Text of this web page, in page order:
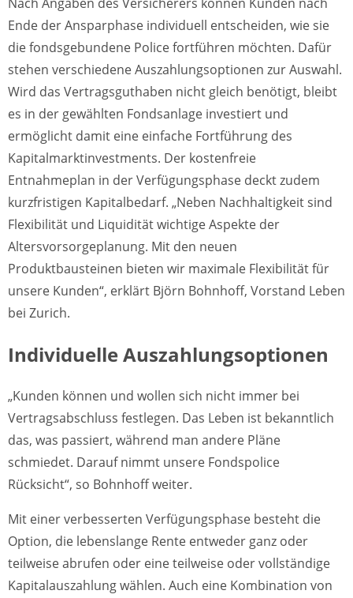
Ende der Ansparphase individuell entscheiden, wie sie
die fondsgebundene Police fortführen möchten. Dafür
stehen verschiedene Auszahlungsoptionen zur Auswahl.
Wird das Vertragsguthaben nicht gleich benötigt, bleibt
es in der gewählten Fondsanlage investiert und
ermöglicht damit eine einfache Fortführung des
Kapitalmarktinvestments. Der kostenfreie
Entnahmeplan in der Verfügungsphase deckt zudem
kurzfristigen Kapitalbedarf. „Neben Nachhaltigkeit sind
Flexibilität und Liquidität wichtige Aspekte der
Altersvorsorgeplanung. Mit den neuen
Produktbausteinen bieten wir maximale Flexibilität für
unsere Kunden“, erklärt Björn Bohnhoff, Vorstand Leben
bei Zurich.
Individuelle Auszahlungsoptionen
„Kunden können und wollen sich nicht immer bei
Vertragsabschluss festlegen. Das Leben ist bekanntlich
das, was passiert, während man andere Pläne
schmiedet. Darauf nimmt unsere Fondspolice
Rücksicht“, so Bohnhoff weiter.
Mit einer verbesserten Verfügungsphase besteht die
Option, die lebenslange Rente entweder ganz oder
teilweise abrufen oder eine teilweise oder vollständige
Kapitalauszahlung wählen. Auch eine Kombination von